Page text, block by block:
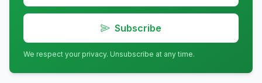
Subscribe
We respect your privacy. Unsubscribe at any time.